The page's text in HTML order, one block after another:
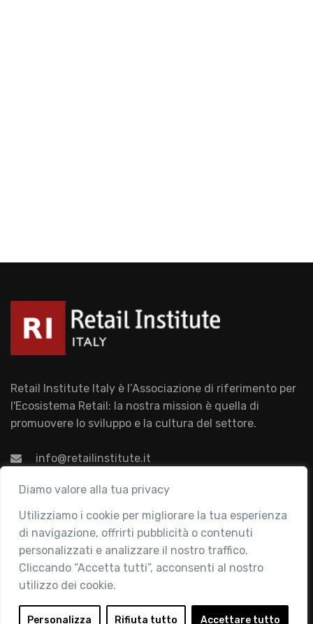
Diamo valore alla tua privacy
Utilizziamo i cookie per migliorare la tua esperienza
di navigazione, offrirti pubblicità o contenuti
personalizzati e analizzare il nostro traffico.
Cliccando “Accetta tutti”, acconsenti al nostro
utilizzo dei cookie.
Personalizza Rifiuta tutto Accettare tutto
Retail Institute Italy è l’Associazione di riferimento per
l'Ecosistema Retail: la nostra mission è quella di
promuovere lo sviluppo e la cultura del settore.
info@retailinstitute.it
Associazione
Chi siamo
Attività
Contatti
Area Riservata
Login